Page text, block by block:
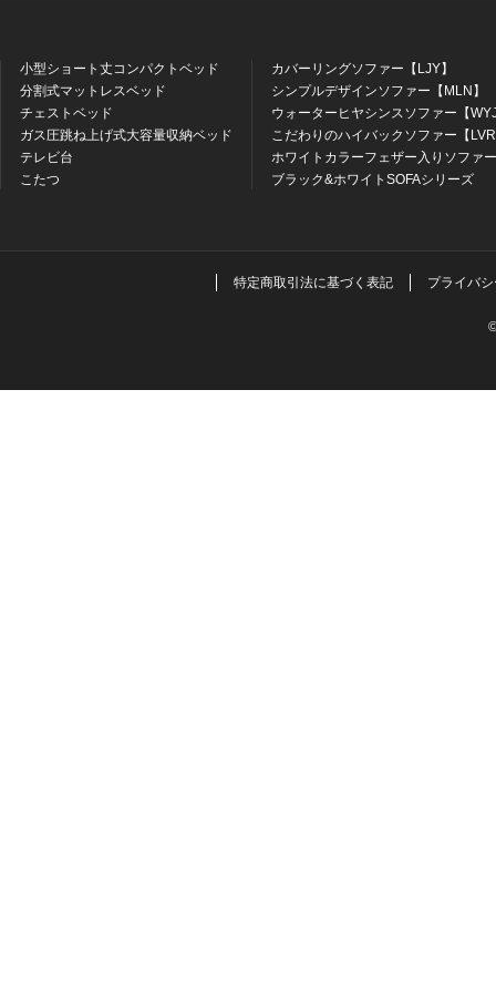
小型ショート丈コンパクトベッド
分割式マットレスベッド
チェストベッド
ガス圧跳ね上げ式大容量収納ベッド
テレビ台
こたつ
カバーリングソファー【LJY】
シンプルデザインソファー【MLN】
ウォーターヒヤシンスソファー【
こだわりのハイバックソファー【
ホワイトカラーフェザー入りソファ
ブラック&ホワイトSOFAシリーズ
特定商取引法に基づく表記 プライバ